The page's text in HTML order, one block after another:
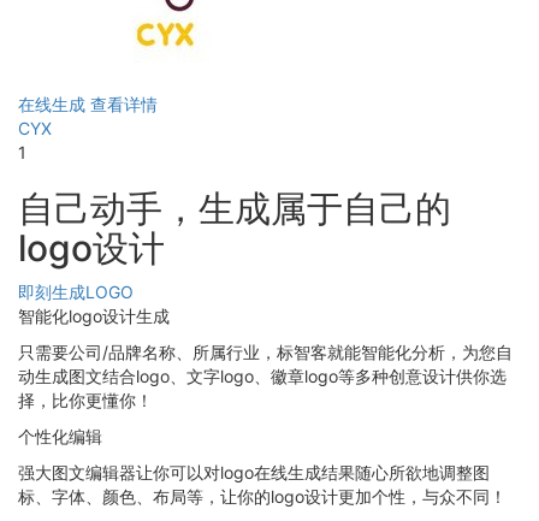
在线生成 查看详情
CYX
1
自己动手，生成属于自己的
logo设计
即刻生成LOGO
智能化logo设计生成
只需要公司/品牌名称、所属行业，标智客就能智能化分析，为您自
动生成图文结合logo、文字logo、徽章logo等多种创意设计供你选
择，比你更懂你！
个性化编辑
强大图文编辑器让你可以对logo在线生成结果随心所欲地调整图
标、字体、颜色、布局等，让你的logo设计更加个性，与众不同！